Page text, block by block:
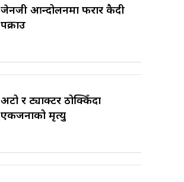
जेनजी आन्दोलनमा फरार कैदी
पक्राउ
अटो र ट्याक्टर ठोक्किँदा
एकजनाको मृत्यु